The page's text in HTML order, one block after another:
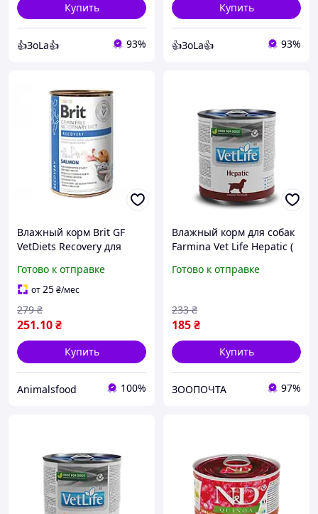
Купить
👍ЗоLa👍 93%
Купить
👍ЗоLa👍 93%
Влажный корм Brit GF
VetDiets Recovery для
выздоровления, с
лососем, 400 г
Готово к отправке
от25₴/мес
251.10₴
279 ₴
Купить
Animalsfood 100%
Влажный корм для собак
Farmina Vet Life Hepatic (
Готово к отправке
185₴
233 ₴
Купить
ЗООПОЧТА 97%